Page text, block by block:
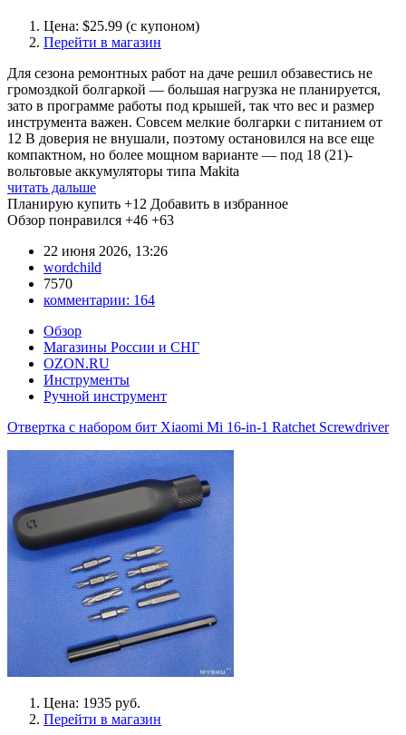
Цена: $25.99 (с купоном)
Перейти в магазин
Для сезона ремонтных работ на даче решил обзавестись не
громоздкой болгаркой — большая нагрузка не планируется,
зато в программе работы под крышей, так что вес и размер
инструмента важен. Совсем мелкие болгарки с питанием от
12 В доверия не внушали, поэтому остановился на все еще
компактном, но более мощном варианте — под 18 (21)-
вольтовые аккумуляторы типа Makita
читать дальше
Планирую купить +12 Добавить в избранное
Обзор понравился +46 +63
22 июня 2026, 13:26
wordchild
7570
комментарии: 164
Обзор
Магазины России и СНГ
OZON.RU
Инструменты
Ручной инструмент
Отвертка с набором бит Xiaomi Mi 16-in-1 Ratchet Screwdriver
Цена: 1935 руб.
Перейти в магазин